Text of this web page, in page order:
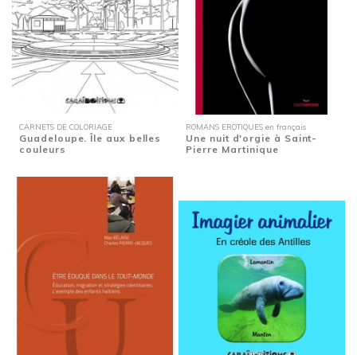
CARNETS DE COLORIAGE
Guadeloupe. Île aux belles
couleurs
ROMANS EROTIQUES en français
Une nuit d'orgie à Saint-
Pierre Martinique